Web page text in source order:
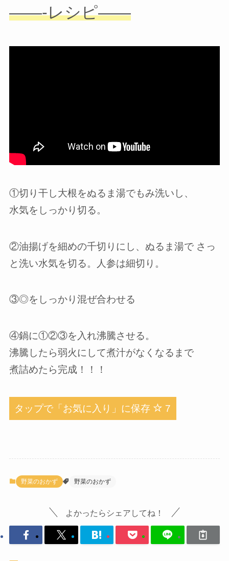
——-レシピ——
①切り干し大根をぬるま湯でもみ洗いし、
水気をしっかり切る。
②油揚げを細めの千切りにし、ぬるま湯で さっ
と洗い水気を切る。人参は細切り。
③◎をしっかり混ぜ合わせる
④鍋に①②③を入れ沸騰させる。
沸騰したら弱火にして煮汁がなくなるまで
煮詰めたら完成！！！
タップで「お気に入り」に保存 7
野菜のおかず 野菜のおかず
よかったらシェアしてね！